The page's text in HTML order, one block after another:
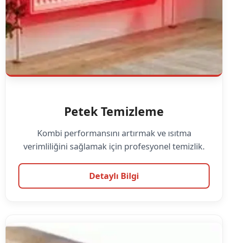
Petek Temizleme
Kombi performansını artırmak ve ısıtma
verimliliğini sağlamak için profesyonel temizlik.
Detaylı Bilgi